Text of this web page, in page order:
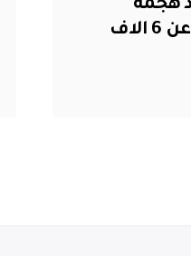
هجمة
إلكترونية عطّلت الإنترنت عن 6 الاف